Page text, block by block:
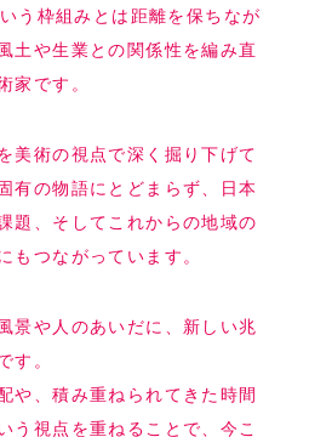
う枠組みとは距離を保ちなが
土や生業との関係性を編み直
家です。
美術の視点で深く掘り下げて
有の物語にとどまらず、日本
題、そしてこれからの地域の
もつながっています。
景や人のあいだに、新しい兆
す。
や、積み重ねられてきた時間
う視点を重ねることで、今こ